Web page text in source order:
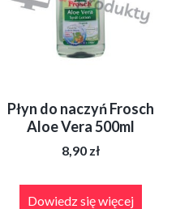
Płyn do naczyń Frosch
Aloe Vera 500ml
8,90 zł
Dowiedz się więcej